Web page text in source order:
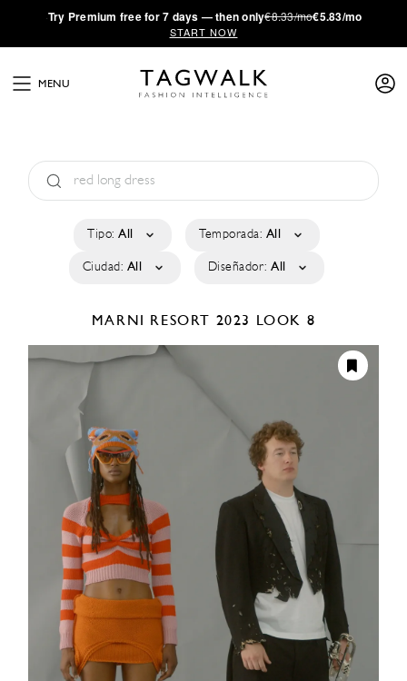
·Try Premium free for 7 days — then only€8.33/mo€5.83/mo
START NOW
MENU
Tipo: All Temporada: All
Ciudad: All Diseñador: All
MARNI RESORT 2023 LOOK 8